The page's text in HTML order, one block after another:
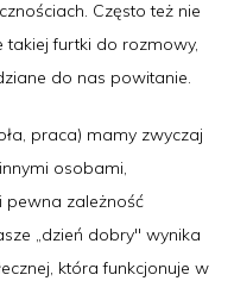
Często też nie
takiej furtki do rozmowy,
do nas powitanie.
praca) mamy zwyczaj
osobami,
pewna zależność
„dzień dobry" wynika
która funkcjonuje w